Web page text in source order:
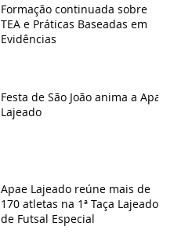
Formação continuada sobre
TEA e Práticas Baseadas em
Evidências
Festa de São João anima a Apae
Lajeado
Apae Lajeado reúne mais de
170 atletas na 1ª Taça Lajeado
de Futsal Especial